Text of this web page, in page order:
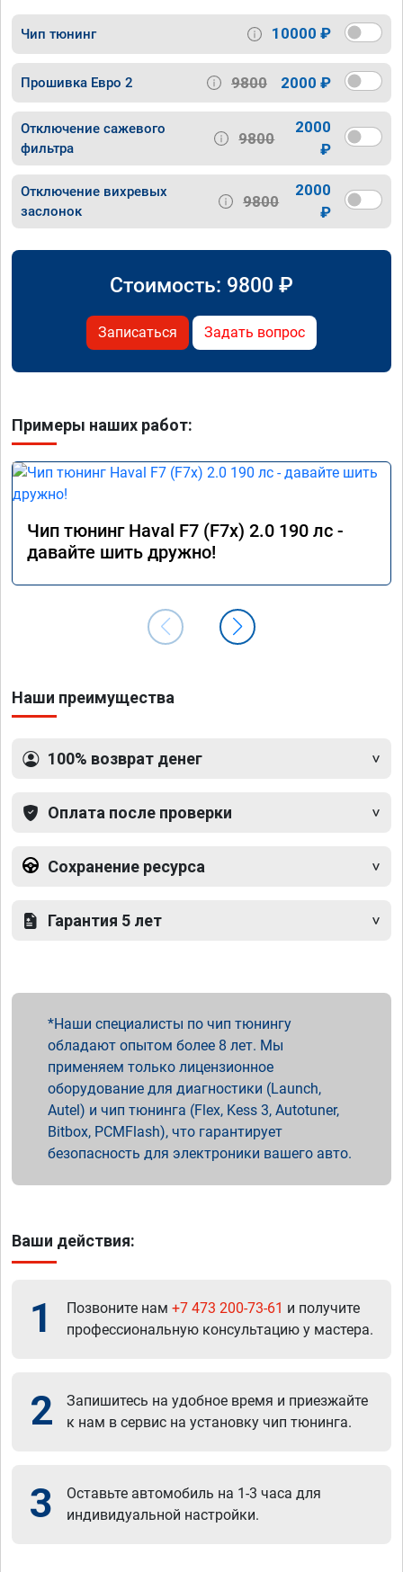
Чип тюнинг 10000 ₽
Прошивка Евро 2 9800 2000 ₽
Отключение сажевого
фильтра
9800
2000
₽
Отключение вихревых
заслонок
9800
2000
₽
Стоимость: 9800 ₽
Записаться Задать вопрос
Примеры наших работ:
Чип тюнинг Haval F7 (F7x) 2.0 190 лс -
давайте шить дружно!
Наши преимущества
100% возврат денег
Оплата после проверки
Сохранение ресурса
Гарантия 5 лет
Наши специалисты по чип тюнингу
обладают опытом более 8 лет. Мы
применяем только лицензионное
оборудование для диагностики (Launch,
Autel) и чип тюнинга (Flex, Kess 3, Autotuner,
Bitbox, PCMFlash), что гарантирует
безопасность для электроники вашего авто.
Ваши действия:
1 Позвоните нам +7 473 200-73-61 и получите
профессиональную консультацию у мастера.
2
Запишитесь на удобное время и приезжайте
к нам в сервис на установку чип тюнинга.
3
Оставьте автомобиль на 1-3 часа для
индивидуальной настройки.